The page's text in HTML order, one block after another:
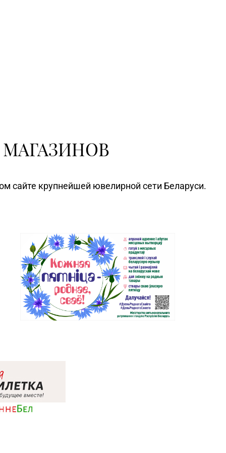
сайте крупнейшей ювелирной сети Беларуси.